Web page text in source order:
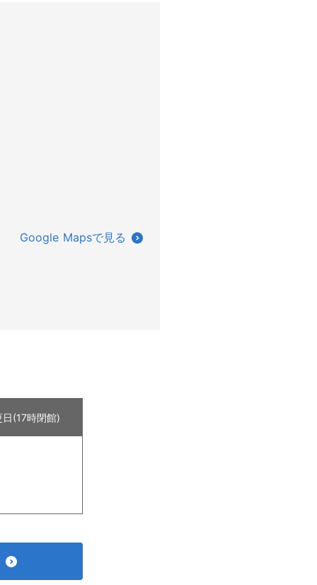
Google Mapsで見る
(17時閉館)